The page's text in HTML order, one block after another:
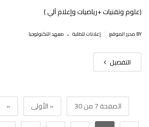
(علوم وتقنيات +رياضيات وإعلام آلي )
BY محرر الموقع إعلانات للطلبة . معهد التكنولوجيا
التفصيل
الصفحة 7 من 30 « الأولى «